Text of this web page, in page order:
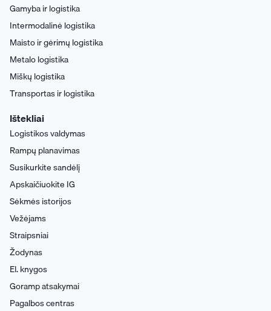
Gamyba ir logistika
Intermodalinė logistika
Maisto ir gėrimų logistika
Metalo logistika
Miškų logistika
Transportas ir logistika
Ištekliai
Logistikos valdymas
Rampų planavimas
Susikurkite sandėlį
Apskaičiuokite IG
Sėkmės istorijos
Vežėjams
Straipsniai
Žodynas
El. knygos
Goramp atsakymai
Pagalbos centras